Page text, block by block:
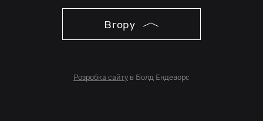
Вгору
Розробка сайту в Болд Ендеворс